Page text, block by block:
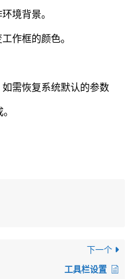
境背景。
作框的颜色。
需恢复系统默认的参数
。
下一个
工具栏设置